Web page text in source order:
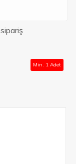
sipariş
Min. 1 Adet